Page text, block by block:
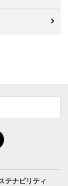
テナビリティ